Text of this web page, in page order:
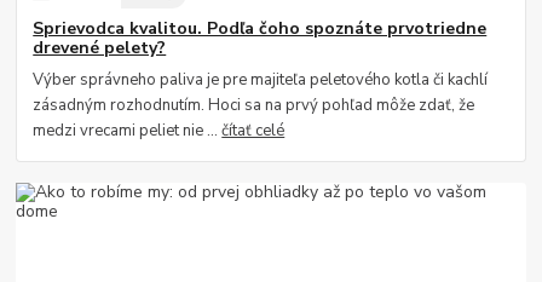
Sprievodca kvalitou. Podľa čoho spoznáte prvotriedne
drevené pelety?
Výber správneho paliva je pre majiteľa peletového kotla či kachlí
zásadným rozhodnutím. Hoci sa na prvý pohľad môže zdať, že
medzi vrecami peliet nie ...čítať celé